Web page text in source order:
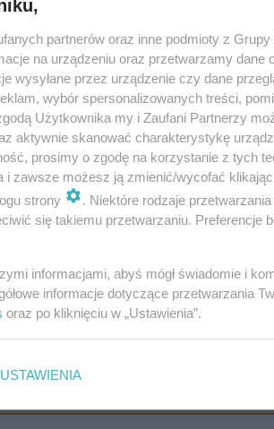
migrację młodych
wpływające na decyzje
wszczęła śledztwo
partnerów oraz inne podmioty z
na urządzeniu oraz przetwarzamy dane
wysyłane przez urządzenie czy dane
wybór spersonalizowanych treści,
Użytkownika my i Zaufani Partnerzy
aktywnie skanować charakterystykę
prosimy o zgodę na korzystanie z tych
i zawsze możesz ją zmienić/wycofać
strony
. Niektóre rodzaje
się takiemu przetwarzaniu. Preferencje
informacjami, abyś mógł świadomie i
informacje dotyczące przetwarzania
oraz po kliknięciu w „Ustawienia”.
USTAWIENIA